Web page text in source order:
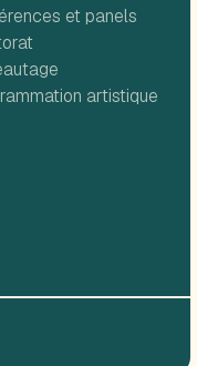
et panels
artistique